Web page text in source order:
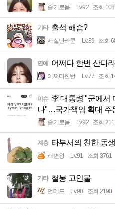
슬기로움 Lv.92 조회
기타 출석 해슴?
사실난라쿤 Lv.89 조회
연예 어쩌다 한번 산다
어쩌다한번 Lv.77 조회
이슈 李 대통령 "군에서
나"…국가책임 확대 주
슬기로움 Lv.92 조회
계층 타부서의 친한 동생
쾌변왕 Lv.91 조회 3761
기타 철봉 고인물
언데드 Lv.90 조회 2190